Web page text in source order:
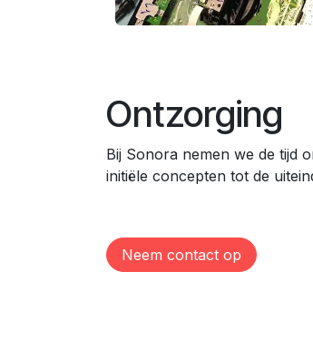
On​tzorging
Bij Sonora nemen we de tijd
initiële concepten tot de
Neem contact op